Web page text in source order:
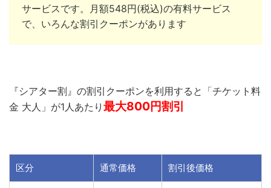
サービスです。月額548円(税込)の有料サービス
で、いろんな割引クーポンがあります
『シアター割』の割引クーポンを利用すると「チケット料
金 大人」が1人あたり 最大800円割引
区分 通常価格 割引後価格